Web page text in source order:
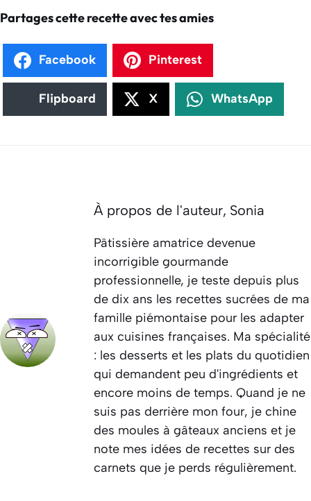
Partages cette recette avec tes amies
Facebook Pinterest
Flipboard X WhatsApp
À propos de l'auteur, Sonia
Pâtissière amatrice devenue
incorrigible gourmande
professionnelle, je teste depuis plus
de dix ans les recettes sucrées de ma
famille piémontaise pour les adapter
aux cuisines françaises. Ma spécialité
: les desserts et les plats du quotidien
qui demandent peu d'ingrédients et
encore moins de temps. Quand je ne
suis pas derrière mon four, je chine
des moules à gâteaux anciens et je
note mes idées de recettes sur des
carnets que je perds régulièrement.